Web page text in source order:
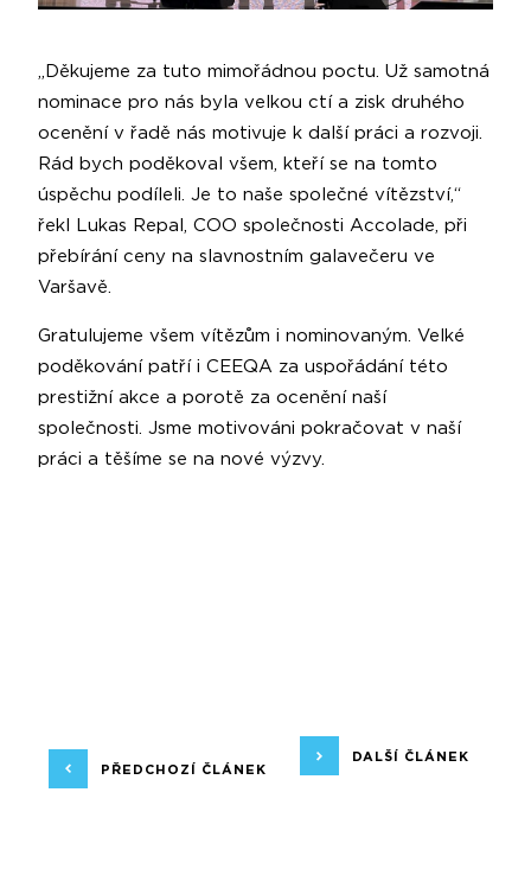
„Děkujeme za tuto mimořádnou poctu. Už samotná
nominace pro nás byla velkou ctí a zisk druhého
ocenění v řadě nás motivuje k další práci a rozvoji.
Rád bych poděkoval všem, kteří se na tomto
úspěchu podíleli. Je to naše společné vítězství,“
řekl Lukas Repal, COO společnosti Accolade, při
přebírání ceny na slavnostním galavečeru ve
Varšavě.
Gratulujeme všem vítězům i nominovaným. Velké
poděkování patří i CEEQA za uspořádání této
prestižní akce a porotě za ocenění naší
společnosti. Jsme motivováni pokračovat v naší
práci a těšíme se na nové výzvy.
PŘEDCHOZÍ ČLÁNEK
DALŠÍ ČLÁNEK